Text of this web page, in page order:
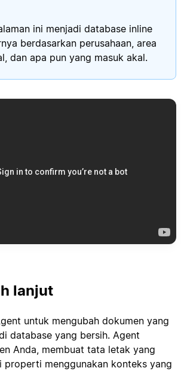
ini menjadi database inline
berdasarkan perusahaan, area
dan apa pun yang masuk akal.
lanjut
untuk mengubah dokumen yang
database yang bersih. Agent
Anda, membuat tata letak yang
properti menggunakan konteks yang